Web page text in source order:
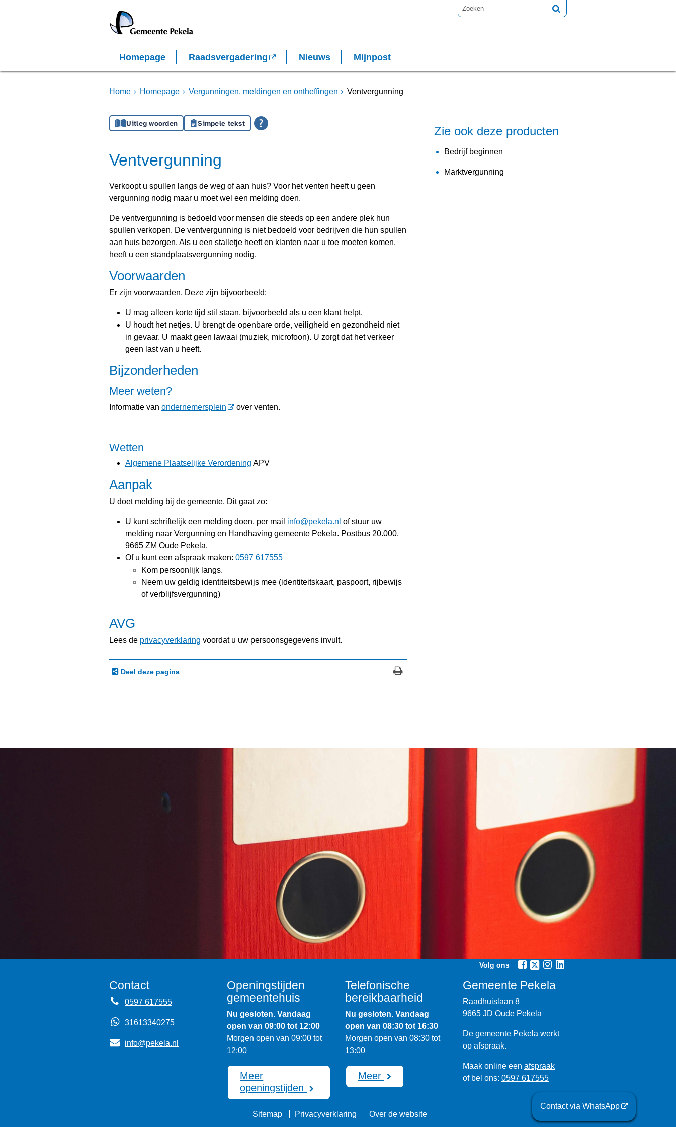
Contact via WhatsApp
Homepage Raadsvergadering Nieuws Mijnpost
Home Homepage Vergunningen, meldingen en ontheffingen Ventvergunning
Uitleg woorden Simpele tekst
Ventvergunning
Verkoopt u spullen langs de weg of aan huis? Voor het venten heeft u geen
vergunning nodig maar u moet wel een melding doen.
De ventvergunning is bedoeld voor mensen die steeds op een andere plek hun
spullen verkopen. De ventvergunning is niet bedoeld voor bedrijven die hun spullen
aan huis bezorgen. Als u een stalletje heeft en klanten naar u toe moeten komen,
heeft u een standplaatsvergunning nodig.
Voorwaarden
Er zijn voorwaarden. Deze zijn bijvoorbeeld:
U mag alleen korte tijd stil staan, bijvoorbeeld als u een klant helpt.
U houdt het netjes. U brengt de openbare orde, veiligheid en gezondheid niet
in gevaar. U maakt geen lawaai (muziek, microfoon). U zorgt dat het verkeer
geen last van u heeft.
Bijzonderheden
Meer weten?
Informatie van ondernemersplein over venten.
Wetten
Algemene Plaatselijke Verordening APV
Aanpak
U doet melding bij de gemeente. Dit gaat zo:
U kunt schriftelijk een melding doen, per mail info@pekela.nl of stuur uw
melding naar Vergunning en Handhaving gemeente Pekela. Postbus 20.000,
9665 ZM Oude Pekela.
Of u kunt een afspraak maken: 0597 617555
Kom persoonlijk langs.
Neem uw geldig identiteitsbewijs mee (identiteitskaart, paspoort, rijbewijs
of verblijfsvergunning)
AVG
Lees de privacyverklaring voordat u uw persoonsgegevens invult.
Deel deze pagina
Zie ook deze producten
Bedrijf beginnen
Marktvergunning
Volg ons
Contact
0597 617555
31613340275
info@pekela.nl
Openingstijden
gemeentehuis
Nu gesloten. Vandaag
open van 09:00 tot 12:00
Morgen open van 09:00 tot
12:00
Meer
openingstijden
Telefonische
bereikbaarheid
Nu gesloten. Vandaag
open van 08:30 tot 16:30
Morgen open van 08:30 tot
13:00
Meer
Gemeente Pekela
Raadhuislaan 8
9665 JD Oude Pekela
De gemeente Pekela werkt
op afspraak.
Maak online een afspraak
of bel ons: 0597 617555
Sitemap Privacyverklaring Over de website